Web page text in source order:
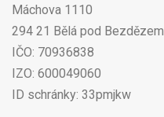
Máchova 1110
294 21 Bělá pod Bezdězem
IČO: 70936838
IZO: 600049060
ID schránky: 33pmjkw